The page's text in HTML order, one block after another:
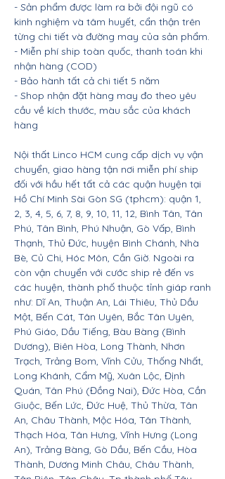
- Sản phẩm được làm ra bởi đội ngũ có
kinh nghiệm và tâm huyết, cẩn thận trên
từng chi tiết và đường may của sản phẩm.
- Miễn phí ship toàn quốc, thanh toán khi
nhận hàng (COD)
- Bảo hành tất cả chi tiết 5 năm
- Shop nhận đặt hàng may đo theo yêu
cầu về kích thước, màu sắc của khách
hàng
Nội thất Linco HCM cung cấp dịch vụ vận
chuyển, giao hàng tận nơi miễn phí ship
đối với hầu hết tất cả các quận huyện tại
Hồ Chí Minh Sài Gòn SG (tphcm): quận 1,
2, 3, 4, 5, 6, 7, 8, 9, 10, 11, 12, Bình Tân, Tân
Phú, Tân Bình, Phú Nhuận, Gò Vấp, Bình
Thạnh, Thủ Đức, huyện Bình Chánh, Nhà
Bè, Củ Chi, Hóc Môn, Cần Giờ. Ngoài ra
còn vận chuyển với cước ship rẻ đến vs
các huyện, thành phố thuộc tỉnh giáp ranh
như: Dĩ An, Thuận An, Lái Thiêu, Thủ Dầu
Một, Bến Cát, Tân Uyên, Bắc Tân Uyên,
Phú Giáo, Dầu Tiếng, Bàu Bàng (Bình
Dương), Biên Hòa, Long Thành, Nhơn
Trạch, Trảng Bom, Vĩnh Cửu, Thống Nhất,
Long Khánh, Cẩm Mỹ, Xuân Lộc, Định
Quán, Tân Phú (Đồng Nai), Đức Hòa, Cần
Giuộc, Bến Lức, Đức Huệ, Thủ Thừa, Tân
An, Châu Thành, Mộc Hóa, Tân Thành,
Thạch Hóa, Tân Hưng, Vĩnh Hưng (Long
An), Trảng Bàng, Gò Dầu, Bến Cầu, Hòa
Thành, Dương Minh Châu, Châu Thành,